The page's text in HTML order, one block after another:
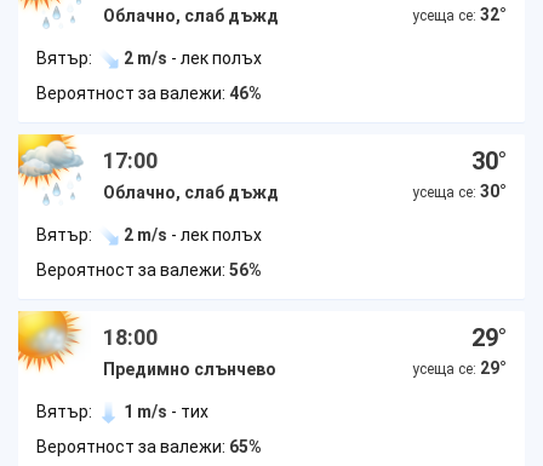
Облачно, слаб дъжд усеща се: 32°
Вятър: 2 m/s - лек полъх
Вероятност за валежи: 46%
17:00
Облачно, слаб дъжд
30°
усеща се: 30°
Вятър: 2 m/s - лек полъх
Вероятност за валежи: 56%
18:00
Предимно слънчево
29°
усеща се: 29°
Вятър: 1 m/s - тих
Вероятност за валежи: 65%